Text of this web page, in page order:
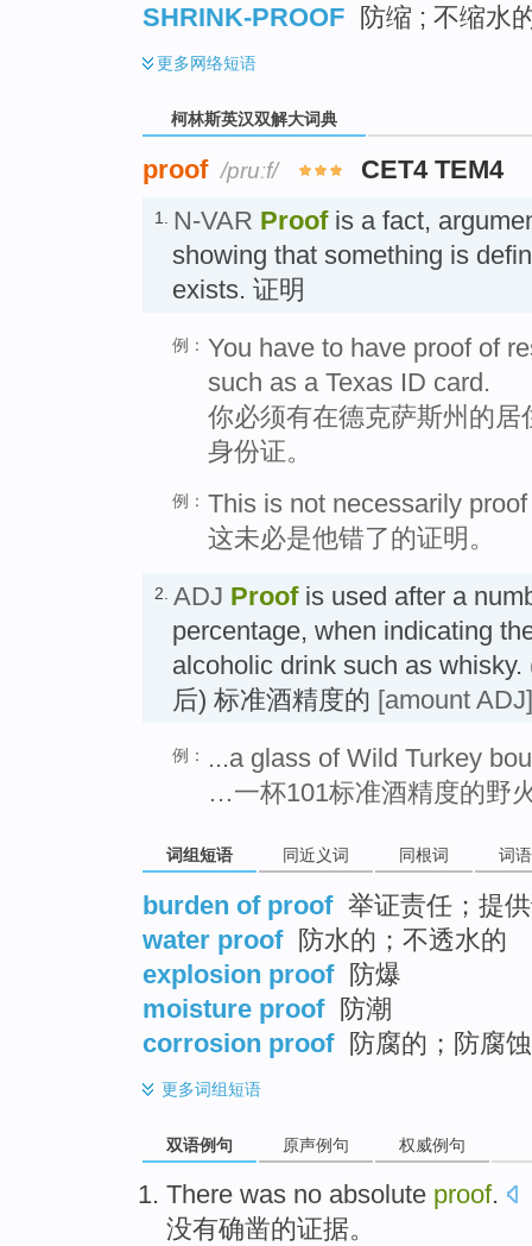
SHRINK-PROOF
防缩 ; 不缩水
更多网络短语
柯林斯英汉双解大词典
proof /pruːf/ CET4 TEM4
1. N-VAR Proofis a fact,
showing that something is
exists. 证明
例： You have to have proof of
such as a Texas ID card.
你必须有在德克萨斯州的
身份证。
例： This is not necessarily
这未必是他错了的证明。
2. ADJ Proofis used after a
percentage, when indicating
alcoholic drink such as
后) 标准酒精度的 [amount ADJ]
例：
...a glass of Wild Turkey
…一杯101标准酒精度的野
词组短语 同近义词 同根词 词
burden of proof 举证责任；提
water proof
防水的；不透水的
explosion proof
防爆
moisture proof
防潮
corrosion proof
防腐的；防腐
更多词组短语
双语例句 原声例句 权威例句
There was no absolute proof.
没有确凿的证据。